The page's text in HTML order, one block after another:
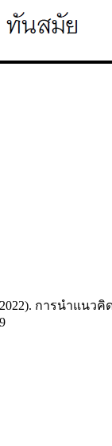
การนำแน